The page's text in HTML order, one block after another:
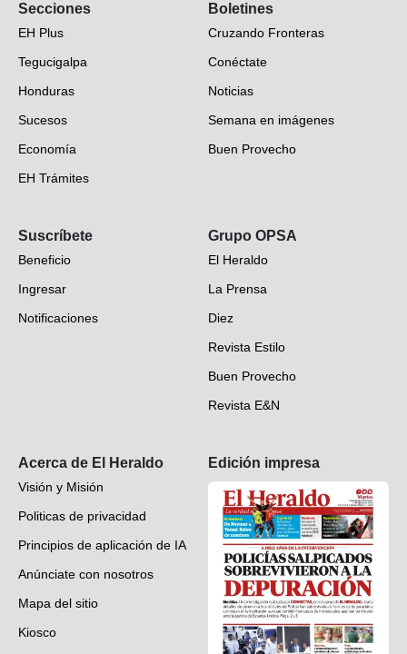
Secciones
EH Plus
Tegucigalpa
Honduras
Sucesos
Economía
EH Trámites
EH Verifica
Fotogalerías
Deportes
Videos
Boletines
Cruzando Fronteras
Conéctate
Noticias
Semana en imágenes
Buen Provecho
Suscríbete
Beneficio
Ingresar
Notificaciones
Grupo OPSA
El Heraldo
La Prensa
Diez
Revista Estilo
Buen Provecho
Revista E&N
Acerca de El Heraldo
Visión y Misión
Politicas de privacidad
Principios de aplicación de IA
Anúnciate con nosotros
Mapa del sitio
Kiosco
Edición impresa